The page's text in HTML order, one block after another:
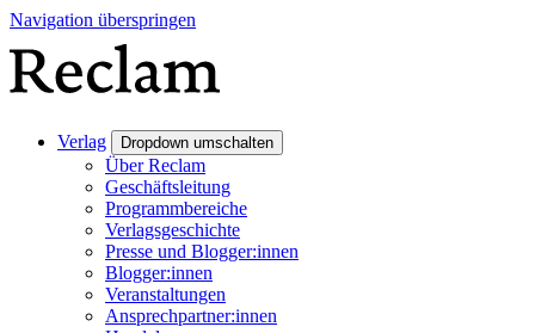
Navigation überspringen
Verlag Dropdown umschalten
Über Reclam
Geschäftsleitung
Programmbereiche
Verlagsgeschichte
Presse und Blogger:innen
Blogger:innen
Veranstaltungen
Ansprechpartner:innen